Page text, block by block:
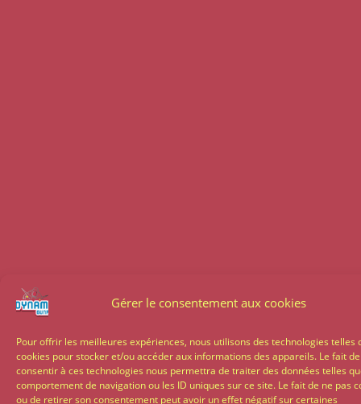
Gérer le consentement aux cookies
Pour offrir les meilleures expériences, nous utilisons des technologies telles
cookies pour stocker et/ou accéder aux informations des appareils. Le fait de
consentir à ces technologies nous permettra de traiter des données telles
comportement de navigation ou les ID uniques sur ce site. Le fait de ne pas
ou de retirer son consentement peut avoir un effet négatif sur certaines